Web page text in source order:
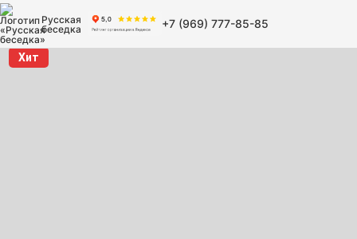
Русская
беседка
+7 (969) 777-85-85
Хит